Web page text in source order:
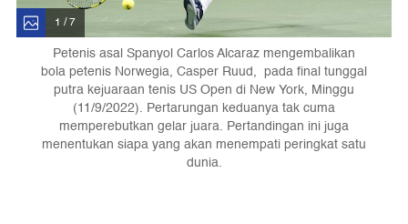
1 / 7
Petenis asal Spanyol Carlos Alcaraz mengembalikan
bola petenis Norwegia, Casper Ruud, pada final tunggal
putra kejuaraan tenis US Open di New York, Minggu
(11/9/2022). Pertarungan keduanya tak cuma
memperebutkan gelar juara. Pertandingan ini juga
menentukan siapa yang akan menempati peringkat satu
dunia.